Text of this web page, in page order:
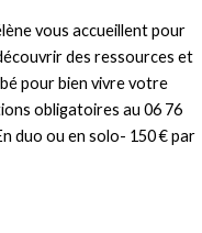
vous accueillent pour
des ressources et
pour bien vivre votre
obligatoires au 06 76
duo ou en solo- 150 € par